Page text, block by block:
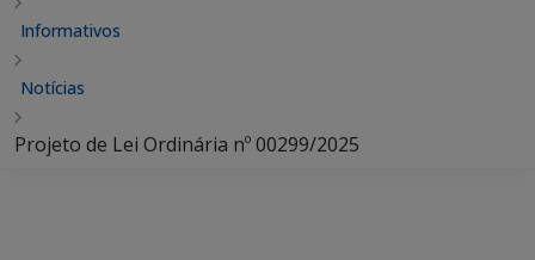
Informativos
Notícias
Projeto de Lei Ordinária nº 00299/2025